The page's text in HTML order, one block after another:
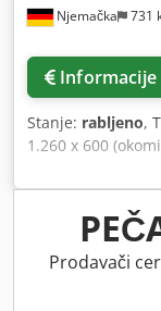
Njemačka 731
Informacije
Stanje: rabljeno,
1.260 x 600
70 (okomito) mm
300 mm Težina
x 1,5 x 2,2 m
1000 mm
V:370 mm
vertikalnim
Crodpfx Aou
Prodavači